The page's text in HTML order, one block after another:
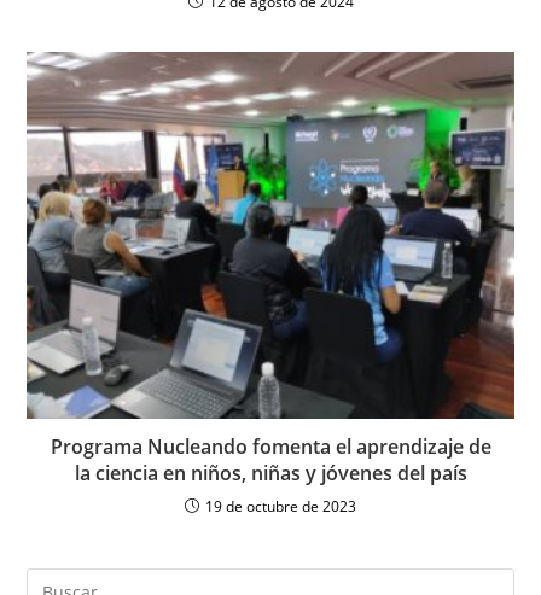
Programa Nucleando fomenta el aprendizaje de
la ciencia en niños, niñas y jóvenes del país
19 de octubre de 2023